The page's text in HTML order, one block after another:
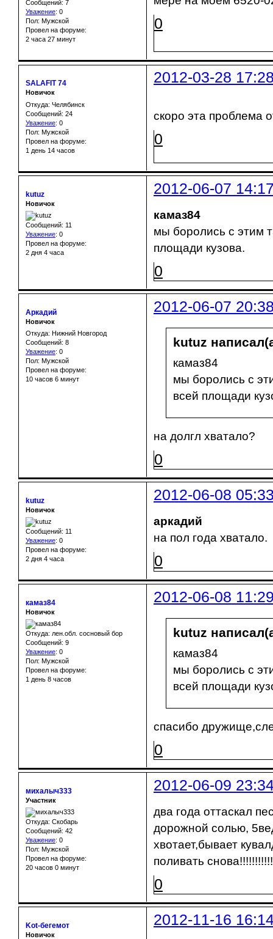
Сообщений: 7
Уважение: 0
Пол: Мужской
Провел на форуме:
2 часа 27 минут
0
2012-03-28
SALAFIT 74
Новичок
Откуда: Челябинск
Сообщений: 24
Уважение: 0
Пол: Мужской
Провел на форуме:
1 день 14 часов
скоро эта проблема
0
2012-06-07
kutuz
Новичок
Сообщений: 11
Уважение: 0
Провел на форуме:
2 дня 4 часа
камаз84
мы боролись с этим
площади кузова.
0
2012-06-07
Аркадий
Новичок
Откуда: Нижний Новгород
Сообщений: 8
Уважение: 0
Пол: Мужской
Провел на форуме:
10 часов 6 минут
kutuz
камаз84
мы боролись с
всей площади
на долгл хватало?
0
2012-06-08
kutuz
Новичок
Сообщений: 11
Уважение: 0
Провел на форуме:
2 дня 4 часа
аркадий
на пол года хватало.
0
2012-06-08
камаз84
Новичок
Откуда: лен.обл. сосновый бор
Сообщений: 9
Уважение: 0
Пол: Мужской
Провел на форуме:
1 день 8 часов
kutuz
камаз84
мы боролись с
всей площади
спасибо
0
2012-06-09
михалыч333
Участник
Откуда: Скобарь
Сообщений: 42
Уважение: 0
Пол: Мужской
Провел на форуме:
20 часов 0 минут
два года оттаскал
дорожной солью,
хвотает,бывает
поливать
0
2012-11-16
Kot-бегемот
Новичок